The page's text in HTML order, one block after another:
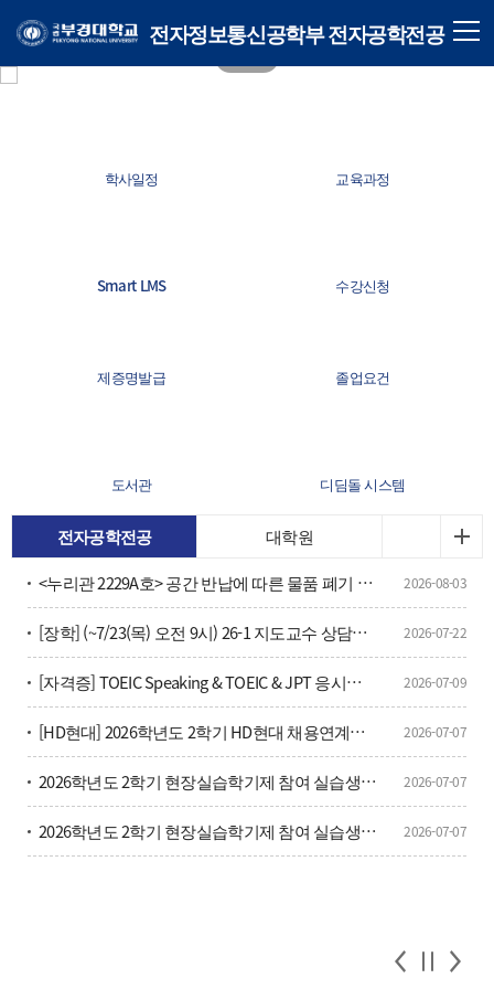
전자정보통신공학부 전자공학전공
학사일정 교육과정
Smart LMS 수강신청
제증명발급 졸업요건
도서관 디딤돌 시스템
전자공학전공
대학원
<누리관 2229A호> 공간 반납에 따른 물품 폐기 안내
2026-08-03
[장학] (~7/23(목) 오전 9시) 26-1 지도교수 상담횟수 확인 및 안내 2026-07-22
[자격증] TOEIC Speaking & TOEIC & JPT 응시료 할인 및 방법 안내(학부생, 대학원생 포함) 2026-07-09
[HD현대] 2026학년도 2학기 HD현대 채용연계형 현장실습학기제 모집 2026-07-07
2026학년도 2학기 현장실습학기제 참여 실습생 모집 안내 2026-07-07
2026학년도 2학기 현장실습학기제 참여 실습생 모집 안내 2026-07-07